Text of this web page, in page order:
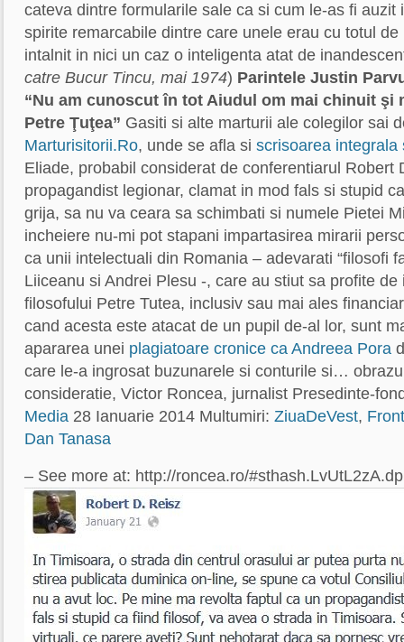
cateva dintre formularile sale ca si cum le-as fi auzit
spirite remarcabile dintre care unele erau cu totul
intalnit in nici un caz o inteligenta atat de
catre Bucur Tincu, mai 1974) Parintele Justin
“Nu am cunoscut în tot Aiudul om mai chinuit şi
Petre Ţuţea” Gasiti si alte marturii ale colegilor sai
Marturisitorii.Ro, unde se afla si scrisoarea integrala
Eliade, probabil considerat de conferentiarul Robert
propagandist legionar, clamat in mod fals si stupid
grija, sa nu va ceara sa schimbati si numele Pietei
incheiere nu-mi pot stapani impartasirea mirarii
ca unii intelectuali din Romania – adevarati “filosofi
Liiceanu si Andrei Plesu -, care au stiut sa profite
filosofului Petre Tutea, inclusiv sau mai ales
cand acesta este atacat de un pupil de-al lor, sunt
apararea unei plagiatoare cronice ca Andreea Pora
care le-a ingrosat buzunarele si conturile si…
consideratie, Victor Roncea, jurnalist Presedinte-
Media 28 Ianuarie 2014 Multumiri: ZiuaDeVest,
Dan Tanasa
– See more at: http://roncea.ro/